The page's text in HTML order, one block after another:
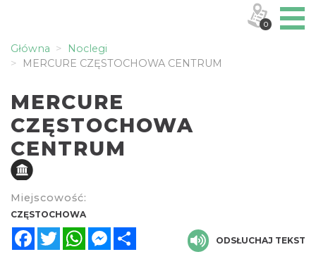
Główna
Noclegi
MERCURE CZĘSTOCHOWA CENTRUM
MERCURE
CZĘSTOCHOWA
CENTRUM
Miejscowość:
CZĘSTOCHOWA
FacebookTwitterWhatsAppMessenger
ODSŁUCHAJ TEKST
0